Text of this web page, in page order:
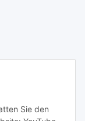
Sie den